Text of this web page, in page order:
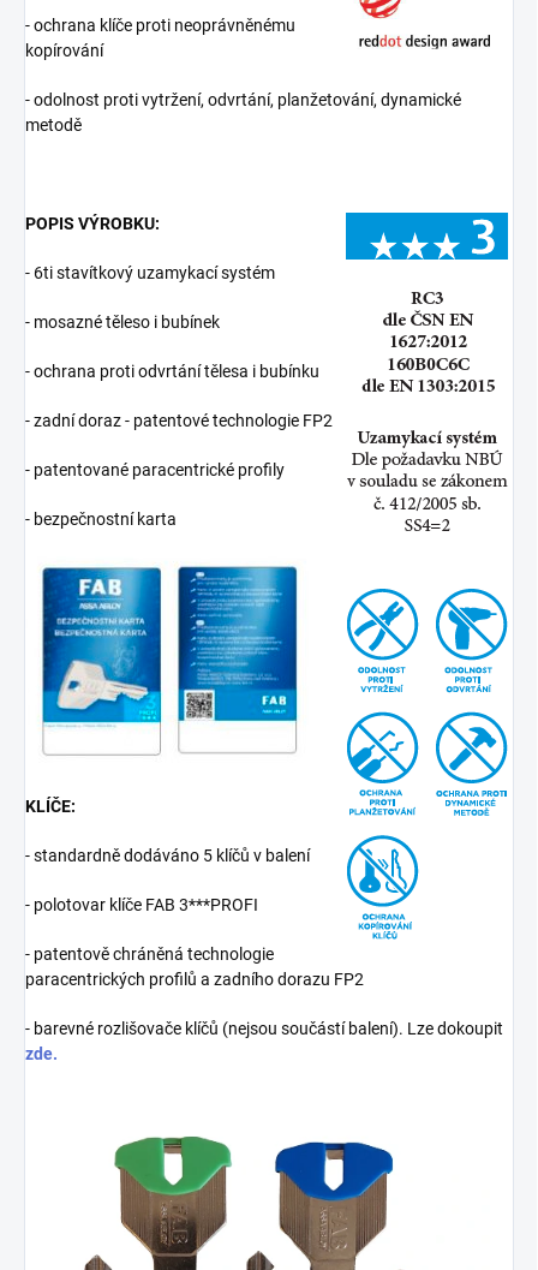
- ochrana klíče proti neoprávněnému
kopírování
- odolnost proti vytržení, odvrtání, planžetování, dynamické
metodě
POPIS VÝROBKU:
- 6ti stavítkový uzamykací systém
- mosazné těleso i bubínek
- ochrana proti odvrtání tělesa i bubínku
- zadní doraz - patentové technologie FP2
- patentované paracentrické profily
- bezpečnostní karta
KLÍČE:
- standardně dodáváno 5 klíčů v balení
- polotovar klíče FAB 3***PROFI
- patentově chráněná technologie
paracentrických profilů a zadního dorazu FP2
- barevné rozlišovače klíčů (nejsou součástí balení). Lze dokoupit
zde.